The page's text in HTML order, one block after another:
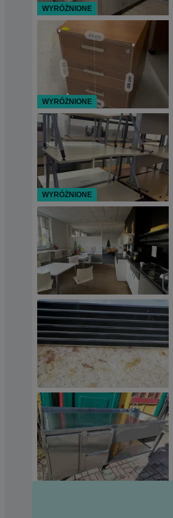
WYRÓŻNIONE
WYRÓŻNIONE
WYRÓŻNIONE